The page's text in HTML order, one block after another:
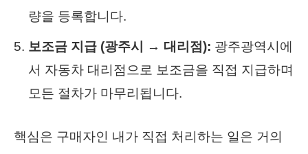
량을 등록합니다.
보조금 지급 (광주시 → 대리점): 광주광역시에
서 자동차 대리점으로 보조금을 직접 지급하며
모든 절차가 마무리됩니다.
핵심은 구매자인 내가 직접 처리하는 일은 거의